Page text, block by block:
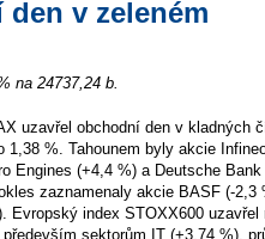
v zeleném
na 24737,24 b.
uzavřel obchodní den v kladných
1,38 %. Tahounem byly akcie
Engines (+4,4 %) a Deutsche
zaznamenaly akcie BASF (-2,3
Evropský index STOXX600 uzavřel
sektorům IT (+3,74 %),